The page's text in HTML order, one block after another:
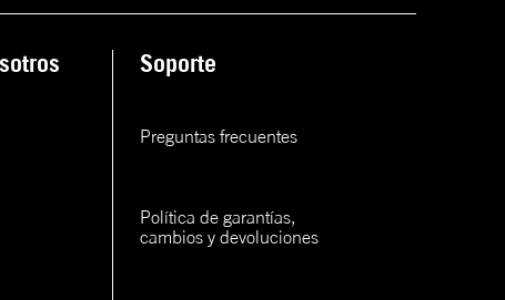
Soporte
Preguntas frecuentes
Política de garantías,
cambios y devoluciones